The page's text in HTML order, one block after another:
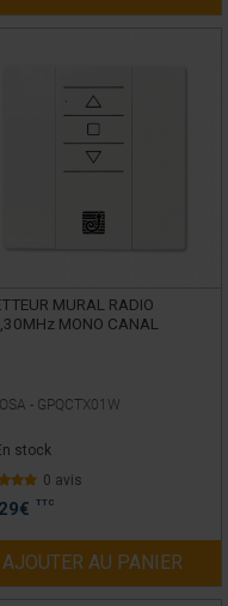
MURAL RADIO
MONO CANAL
- GPQCTX01W
stock
0 avis
€ TTC
AJOUTER AU PANIER